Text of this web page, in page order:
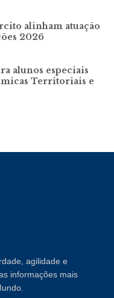
alinham atuação
2026
alunos especiais
Territoriais e
agilidade e
informações mais